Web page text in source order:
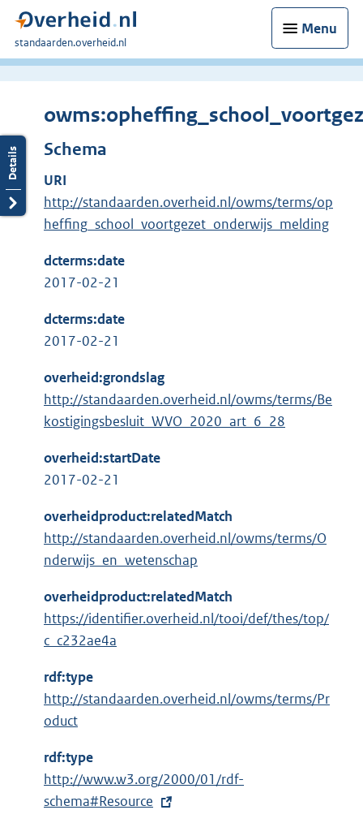
Menu
U
bent
standaarden.overheid.nl
Schema
URI
http://standaarden.overheid.nl/owms/terms/op
heffing_school_voortgezet_onderwijs_melding
dcterms:date
2017-02-21
dcterms:date
2017-02-21
overheid:grondslag
http://standaarden.overheid.nl/owms/terms/Be
kostigingsbesluit_WVO_2020_art_6_28
overheid:startDate
2017-02-21
overheidproduct:relatedMatch
http://standaarden.overheid.nl/owms/terms/O
nderwijs_en_wetenschap
overheidproduct:relatedMatch
https://identifier.overheid.nl/tooi/def/thes/top/
c_c232ae4a
rdf:type
http://standaarden.overheid.nl/owms/terms/Pr
oduct
rdf:type
E
x
http://www.w3.org/2000/01/rdf-
schema#Resource